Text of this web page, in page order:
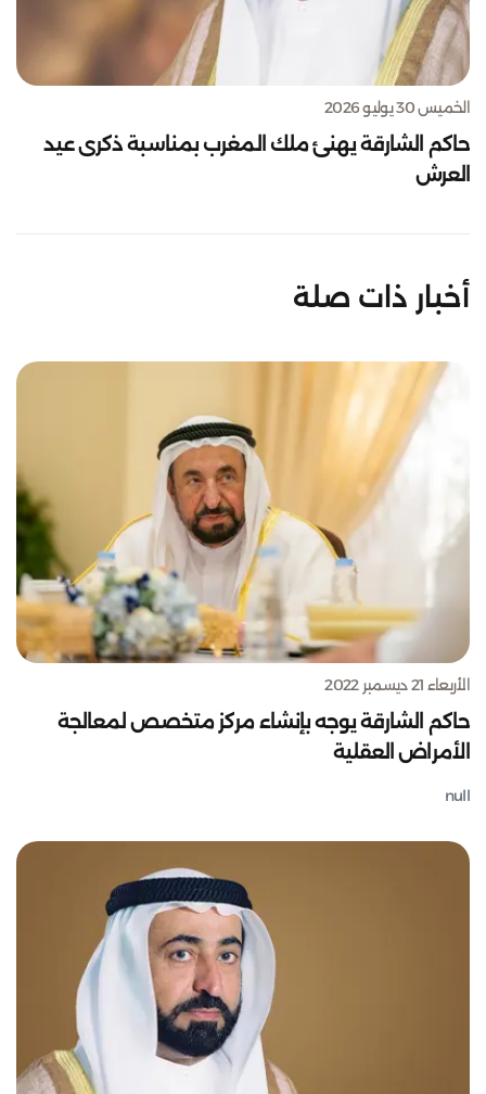
الخميس 30 يوليو 2026
حاكم الشارقة يهنئ ملك المغرب بمناسبة ذكرى عيد
العرش
أخبار ذات صلة
الأربعاء 21 ديسمبر 2022
حاكم الشارقة يوجه بإنشاء مركز متخصص لمعالجة
الأمراض العقلية
null